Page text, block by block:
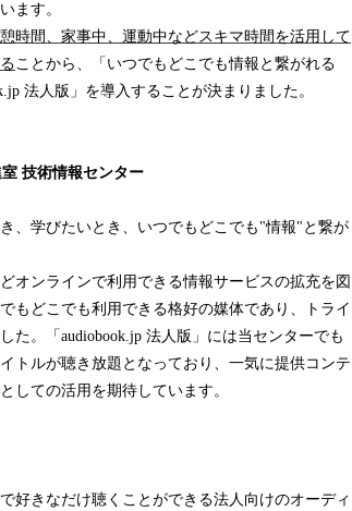
ます。
時間、家事中、運動中などスキマ時間を活用して
ことから、「いつでもどこでも情報と繋がれる
法人版」を導入することが決まりました。
技術情報センター
、学びたいとき、いつでもどこでも"情報"と繋が
オンラインで利用できる情報サービスの拡充を図
もどこでも利用できる格好の媒体であり、トライ
た。「audiobook.jp 法人版」には当センターでも
トルが聴き放題となっており、一気に提供コンテ
しての活用を期待しています。
好きなだけ聴くことができる法人向けのオーディ